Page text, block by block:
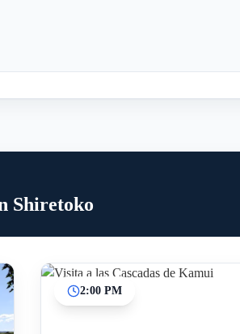
Shiretoko
2:00 PM